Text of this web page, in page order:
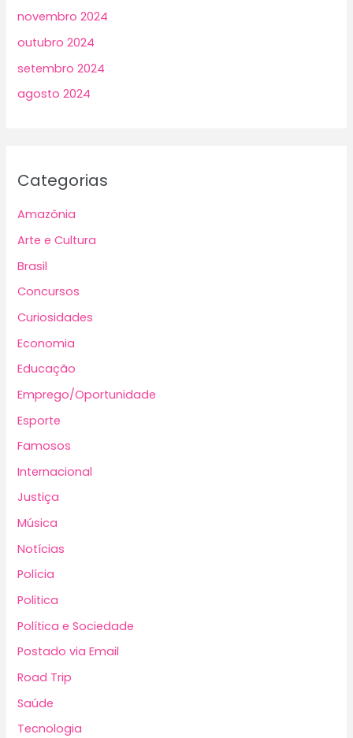
novembro 2024
outubro 2024
setembro 2024
agosto 2024
Categorias
Amazônia
Arte e Cultura
Brasil
Concursos
Curiosidades
Economia
Educação
Emprego/Oportunidade
Esporte
Famosos
Internacional
Justiça
Música
Notícias
Polícia
Politica
Política e Sociedade
Postado via Email
Road Trip
Saúde
Tecnologia